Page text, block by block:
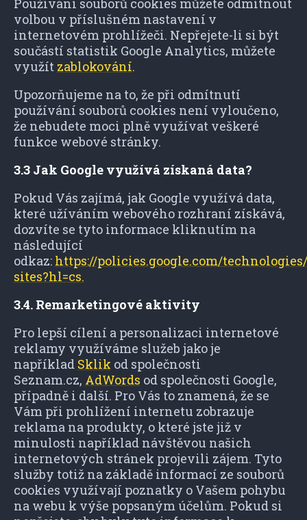
Používání souborů cookies můžete odmítnout
volbou v příslušném nastavení v
internetovém prohlížeči. Nepřejete-li si být
součástí statistik Google Analytics, můžete
využít zablokování.
Upozorňujeme na to, že při odmítnutí
používání souborů cookies není vyloučeno,
že nebudete moci plně využívat veškeré
funkce webové stránky.
3.3 Jak Google využívá získaná data?
Pokud Vás zajímá, jak Google využívá data,
které užíváním webového rozhraní získává,
dozvíte se tyto informace kliknutím na
následující
odkaz: https://policies.google.com/
sites?hl=cs.
3.4. Remarketingové aktivity
Pro lepší cílení a personalizaci internetové
reklamy využíváme služeb jako je
například Sklik od společnosti
Seznam.cz, AdWords od společnosti Google,
případně i další. Pro Vás to znamená, že se
Vám při prohlížení internetu zobrazuje
reklama na produkty, o které jste již v
minulosti například návštěvou našich
internetových stránek projevili zájem. Tyto
služby totiž na základě informací ze souborů
cookies využívají poznatky o Vašem pohybu
na webu k výše popsaným účelům. Pokud si